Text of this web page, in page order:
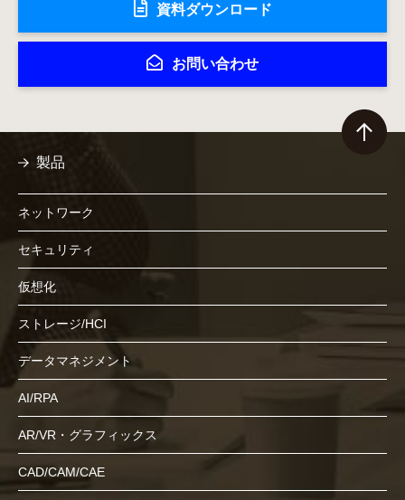
資料ダウンロード
お問い合わせ
製品
ネットワーク
セキュリティ
仮想化
ストレージ/HCI
データマネジメント
AI/RPA
AR/VR・グラフィックス
CAD/CAM/CAE